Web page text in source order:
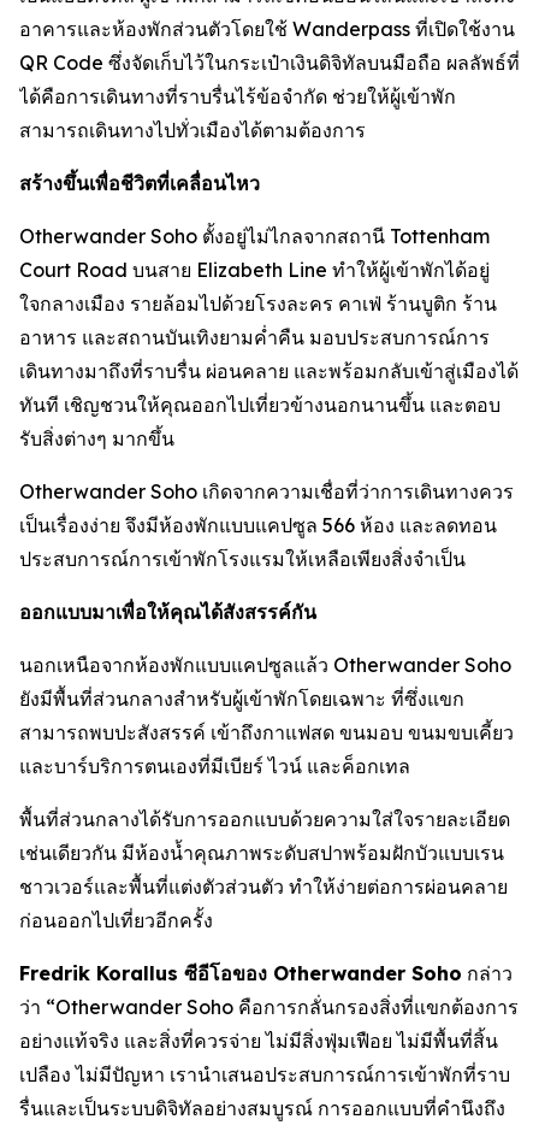
อาคารและห้องพักส่วนตัวโดยใช้ Wanderpass ที่เปิดใช้งาน
QR Code ซึ่งจัดเก็บไว้ในกระเป๋าเงินดิจิทัลบนมือถือ ผลลัพธ์ที่
ได้คือการเดินทางที่ราบรื่นไร้ข้อจำกัด ช่วยให้ผู้เข้าพัก
สามารถเดินทางไปทั่วเมืองได้ตามต้องการ
สร้างขึ้นเพื่อชีวิตที่เคลื่อนไหว
Otherwander Soho ตั้งอยู่ไม่ไกลจากสถานี Tottenham
Court Road บนสาย Elizabeth Line ทำให้ผู้เข้าพักได้อยู่
ใจกลางเมือง รายล้อมไปด้วยโรงละคร คาเฟ่ ร้านบูติก ร้าน
อาหาร และสถานบันเทิงยามค่ำคืน มอบประสบการณ์การ
เดินทางมาถึงที่ราบรื่น ผ่อนคลาย และพร้อมกลับเข้าสู่เมืองได้
ทันที เชิญชวนให้คุณออกไปเที่ยวข้างนอกนานขึ้น และตอบ
รับสิ่งต่างๆ มากขึ้น
Otherwander Soho เกิดจากความเชื่อที่ว่าการเดินทางควร
เป็นเรื่องง่าย จึงมีห้องพักแบบแคปซูล 566 ห้อง และลดทอน
ประสบการณ์การเข้าพักโรงแรมให้เหลือเพียงสิ่งจำเป็น
ออกแบบมาเพื่อให้คุณได้สังสรรค์กัน
นอกเหนือจากห้องพักแบบแคปซูลแล้ว Otherwander Soho
ยังมีพื้นที่ส่วนกลางสำหรับผู้เข้าพักโดยเฉพาะ ที่ซึ่งแขก
สามารถพบปะสังสรรค์ เข้าถึงกาแฟสด ขนมอบ ขนมขบเคี้ยว
และบาร์บริการตนเองที่มีเบียร์ ไวน์ และค็อกเทล
พื้นที่ส่วนกลางได้รับการออกแบบด้วยความใส่ใจรายละเอียด
เช่นเดียวกัน มีห้องน้ำคุณภาพระดับสปาพร้อมฝักบัวแบบเรน
ชาวเวอร์และพื้นที่แต่งตัวส่วนตัว ทำให้ง่ายต่อการผ่อนคลาย
ก่อนออกไปเที่ยวอีกครั้ง
Fredrik Korallus ซีอีโอของ Otherwander Soho กล่าว
ว่า “Otherwander Soho คือการกลั่นกรองสิ่งที่แขกต้องการ
อย่างแท้จริง และสิ่งที่ควรจ่าย ไม่มีสิ่งฟุ่มเฟือย ไม่มีพื้นที่สิ้น
เปลือง ไม่มีปัญหา เรานำเสนอประสบการณ์การเข้าพักที่ราบ
รื่นและเป็นระบบดิจิทัลอย่างสมบูรณ์ การออกแบบที่คำนึงถึง